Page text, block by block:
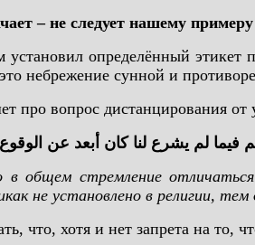
– не следует нашему
определённый этикет
небрежение сунной и
про вопрос дистанцирования от
لم يشرع لنا كان أبعد عن
в общем стремление
не установлено в религии,
что, хотя и нет запрета на то,